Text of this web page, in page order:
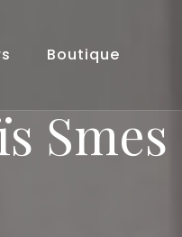
Boutique
Smes